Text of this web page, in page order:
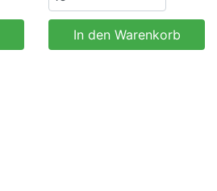
In den Warenkorb